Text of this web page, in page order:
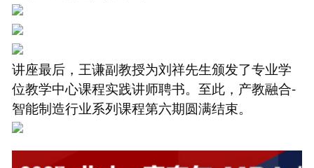
讲座最后，王谦副教授为刘祥先生颁发了专业学
位教学中心课程实践讲师聘书。至此，产教融合-
智能制造行业系列课程第六期圆满结束。